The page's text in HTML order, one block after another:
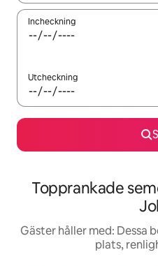
Incheckning
Utcheckning
Topprankade
Gäster håller med: Dessa
plats,